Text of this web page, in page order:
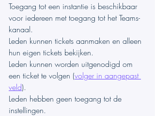
Toegang tot een instantie is beschikbaar
voor iedereen met toegang tot het Teams-
kanaal.
Leden kunnen tickets aanmaken en alleen
hun eigen tickets bekijken.
Leden kunnen worden uitgenodigd om
een ticket te volgen (volger in aangepast
veld).
Leden hebben geen toegang tot de
instellingen.